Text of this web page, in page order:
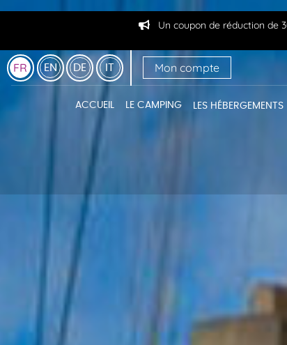
Un coupon de réduction de
FR EN DE IT Mon compte
ACCUEIL LE CAMPING LES HÉBERGEMENTS